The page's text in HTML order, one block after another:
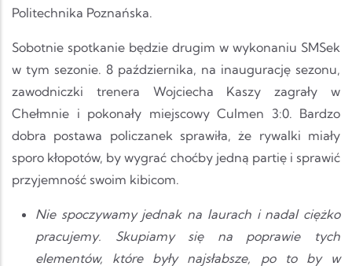
Politechnika Poznańska.
Sobotnie spotkanie będzie drugim w wykonaniu SMSek
w tym sezonie. 8 października, na inaugurację sezonu,
zawodniczki trenera Wojciecha Kaszy zagrały w
Chełmnie i pokonały miejscowy Culmen 3:0. Bardzo
dobra postawa policzanek sprawiła, że rywalki miały
sporo kłopotów, by wygrać choćby jedną partię i sprawić
przyjemność swoim kibicom.
Nie spoczywamy jednak na laurach i nadal ciężko
pracujemy. Skupiamy się na poprawie tych
elementów, które były najsłabsze, po to by w